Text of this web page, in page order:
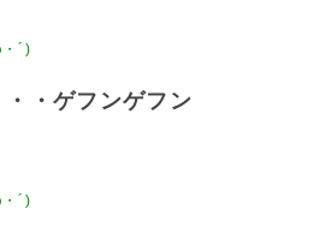
´)
・ゲフンゲフン
´)